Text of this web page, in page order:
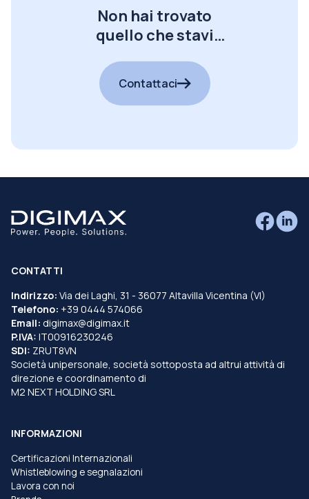
Non hai trovato
quello che stavi
Contattaci
CONTATTI
Indirizzo: Via dei Laghi, 31 - 36077 Altavilla Vicentina (VI)
Telefono: +39 0444 574066
Email: digimax@digimax.it
P.IVA: IT00916230246
SDI: ZRUT8VN
Società unipersonale, società sottoposta ad altrui attività di
direzione e coordinamento di
M2 NEXT HOLDING SRL
INFORMAZIONI
Certificazioni Internazionali
Whistleblowing e segnalazioni
Lavora con noi